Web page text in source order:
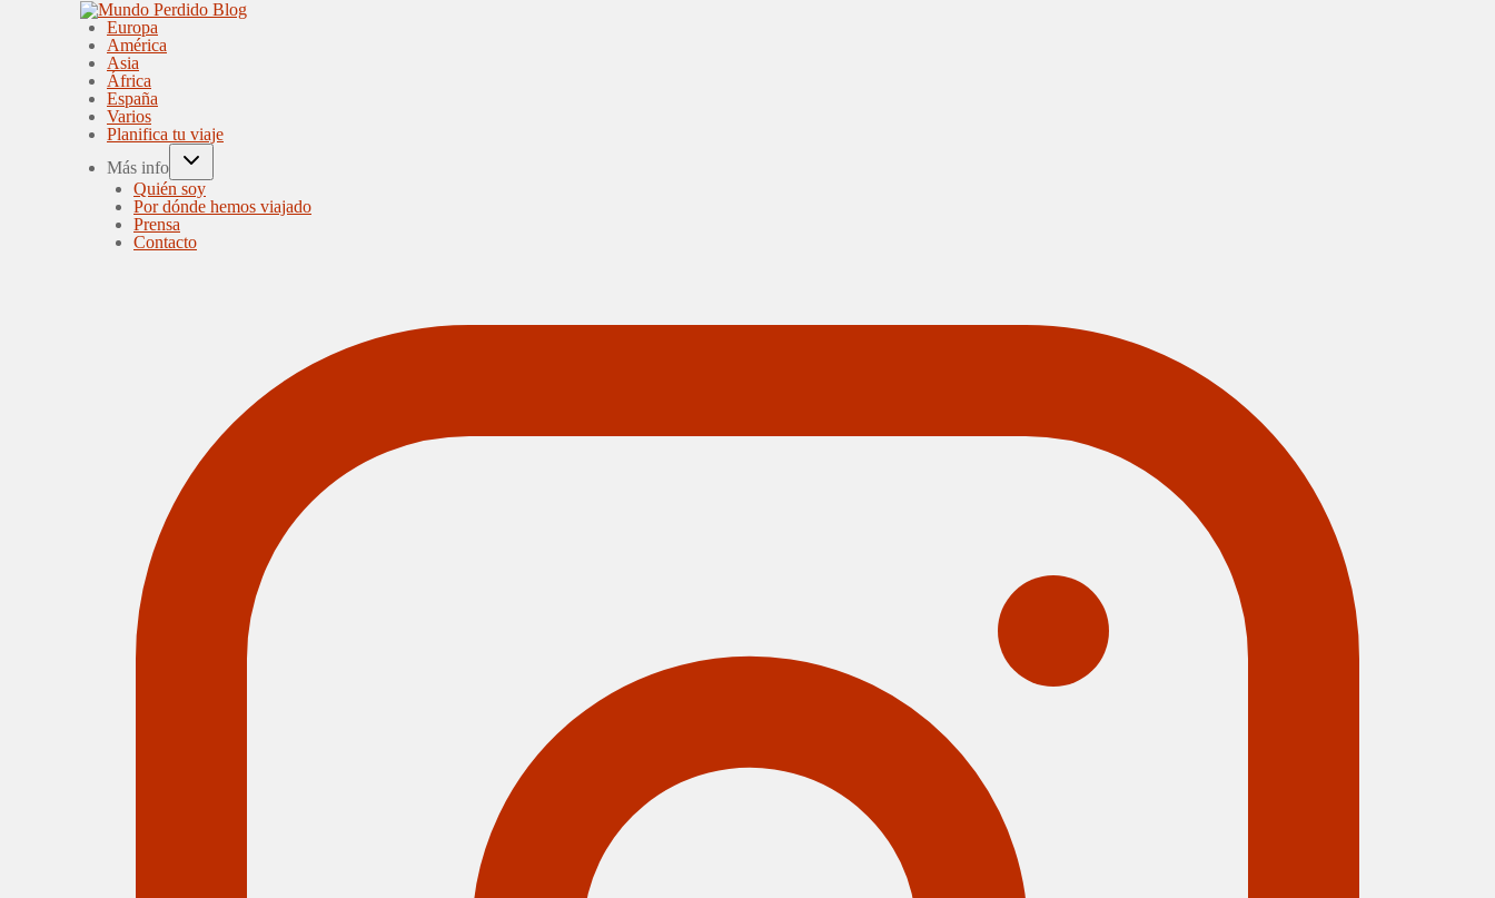
Europa
América
Asia
África
España
Varios
Planifica tu viaje
Más info
Quién soy
Por dónde hemos viajado
Prensa
Contacto